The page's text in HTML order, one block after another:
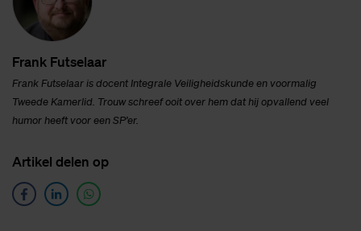
Frank Fut­se­laar
Frank Futselaar is docent Integrale Veiligheidskundeen voormalig
Tweede Kamerlid. Trouw schreef ooit over hem dat hij opvallend veel
humor heeft voor een SP’er.
Ar­ti­kel de­len op